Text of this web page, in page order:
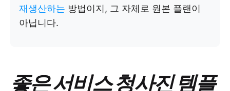
재생산하는 방법이지, 그 자체로 원본 플랜이
아닙니다.
좋은 서비스 청사진 템플